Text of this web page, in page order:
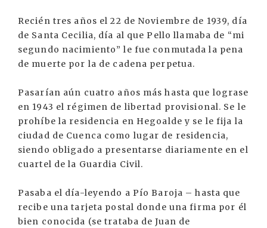
Recién tres años el 22 de Noviembre de 1939, día
de Santa Cecilia, día al que Pello llamaba de “mi
segundo nacimiento” le fue conmutada la pena
de muerte por la de cadena perpetua.
Pasarían aún cuatro años más hasta que lograse
en 1943 el régimen de libertad provisional. Se le
prohíbe la residencia en Hegoalde y se le fija la
ciudad de Cuenca como lugar de residencia,
siendo obligado a presentarse diariamente en el
cuartel de la Guardia Civil.
Pasaba el día-leyendo a Pío Baroja – hasta que
recibe una tarjeta postal donde una firma por él
bien conocida (se trataba de Juan de